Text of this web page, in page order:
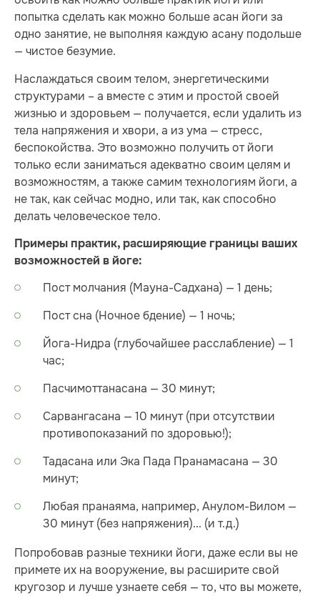
попытка сделать как можно больше асан йоги за
одно занятие, не выполняя каждую асану подольше
— чистое безумие.
Наслаждаться своим телом, энергетическими
структурами – а вместе с этим и простой своей
жизнью и здоровьем — получается, если удалить из
тела напряжения и хвори, а из ума — стресс,
беспокойства. Это возможно получить от йоги
только если заниматься адекватно своим целям и
возможностям, а также самим технологиям йоги, а
не так, как сейчас модно, или так, как способно
делать человеческое тело.
Примеры практик, расширяющие границы ваших
возможностей в йоге:
Пост молчания (Мауна-Садхана) — 1 день;
Пост сна (Ночное бдение) — 1 ночь;
Йога-Нидра (глубочайшее расслабление) — 1
час;
Пасчимоттанасана — 30 минут;
Сарвангасана — 10 минут (при отсутствии
противопоказаний по здоровью!);
Тадасана или Эка Пада Пранамасана — 30
минут;
Любая пранаяма, например, Анулом-Вилом —
30 минут (без напряжения)... (и т.д.)
Попробовав разные техники йоги, даже если вы не
примете их на вооружение, вы расширите свой
кругозор и лучше узнаете себя — то, что вы можете,